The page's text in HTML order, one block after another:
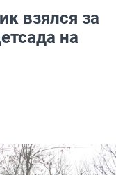
взялся за
на